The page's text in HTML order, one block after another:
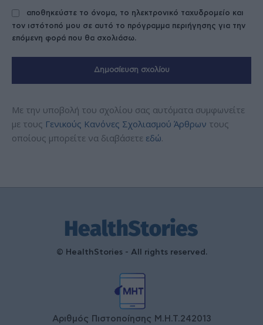
αποθηκεύστε το όνομα, το ηλεκτρονικό ταχυδρομείο και
τον ιστότοπό μου σε αυτό το πρόγραμμα περιήγησης για την
επόμενη φορά που θα σχολιάσω.
Με την υποβολή του σχολίου σας αυτόματα συμφωνείτε
με τους Γενικούς Κανόνες Σχολιασμού Άρθρων τους
οποίους μπορείτε να διαβάσετε εδώ.
© HealthStories - All rights reserved.
Αριθμός Πιστοποίησης Μ.Η.Τ.242013